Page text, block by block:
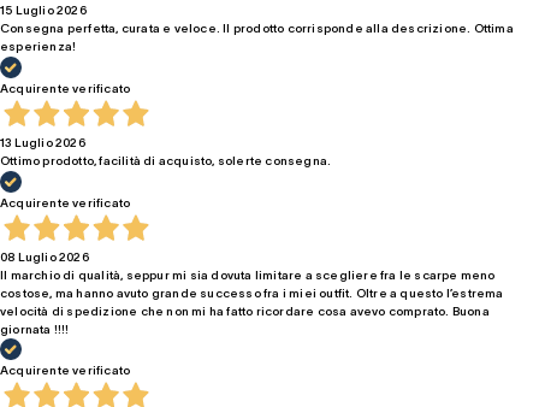
15 Luglio 2026
Consegna perfetta, curata e veloce. Il prodotto corrisponde alla descrizione. Ottima
esperienza!
Acquirente verificato
13 Luglio 2026
Ottimo prodotto, facilità di acquisto, solerte consegna.
Acquirente verificato
08 Luglio 2026
Il marchio di qualità, seppur mi sia dovuta limitare a scegliere fra le scarpe meno
costose, ma hanno avuto grande successo fra i miei outfit. Oltre a questo l’estrema
velocità di spedizione che non mi ha fatto ricordare cosa avevo comprato. Buona
giornata !!!!
Acquirente verificato